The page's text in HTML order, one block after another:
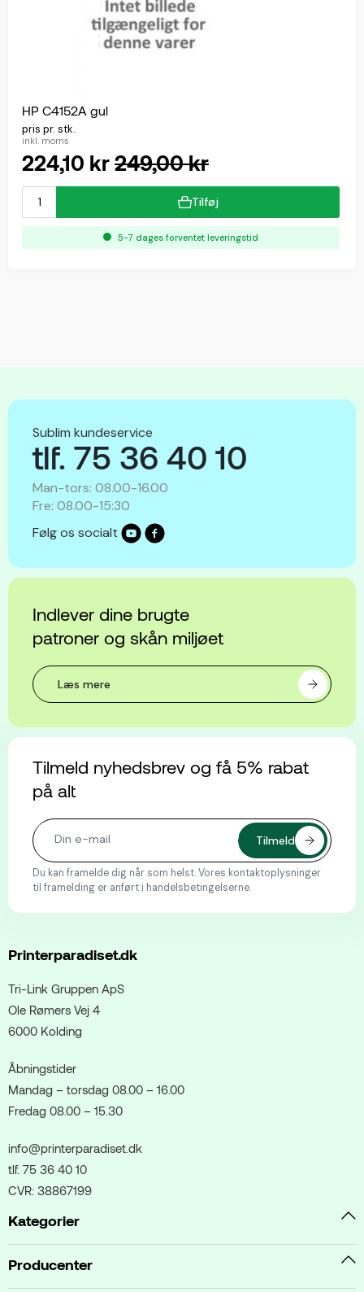
HP C4152A gul
pris pr. stk.
inkl. moms
224,10 kr249,00 kr
Tilføj
5-7 dages forventet leveringstid
Sublim kundeservice
tlf. 75 36 40 10
Man-tors: 08.00-16.00
Fre: 08.00-15:30
Følg os socialt
Indlever dine brugte
patroner og skån miljøet
Læs mere
Tilmeld nyhedsbrev og få 5% rabat
på alt
Du kan framelde dig når som helst. Vores kontaktoplysninger
til framelding er anført i handelsbetingelserne.
Printerparadiset.dk
Tri-Link Gruppen ApS
Ole Rømers Vej 4
6000 Kolding
Åbningstider
Mandag – torsdag 08.00 – 16.00
Fredag 08.00 – 15.30
info@printerparadiset.dk
tlf. 75 36 40 10
CVR: 38867199
Kategorier
Producenter